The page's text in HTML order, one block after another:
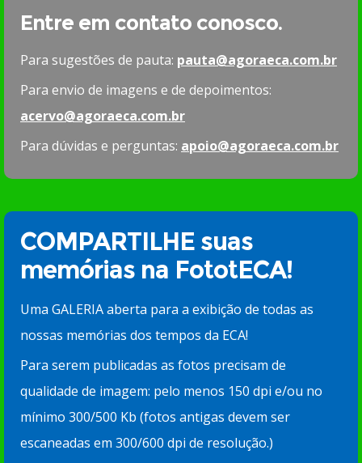
Entre em contato conosco.
Para sugestões de pauta: pauta@agoraeca.com.br
Para envio de imagens e de depoimentos:
acervo@agoraeca.com.br
Para dúvidas e perguntas: apoio@agoraeca.com.br
COMPARTILHE suas
memórias na FototECA!
Uma GALERIA aberta para a exibição de todas as
nossas memórias dos tempos da ECA!
Para serem publicadas as fotos precisam de
qualidade de imagem: pelo menos 150 dpi e/ou no
mínimo 300/500 Kb (fotos antigas devem ser
escaneadas em 300/600 dpi de resolução.)